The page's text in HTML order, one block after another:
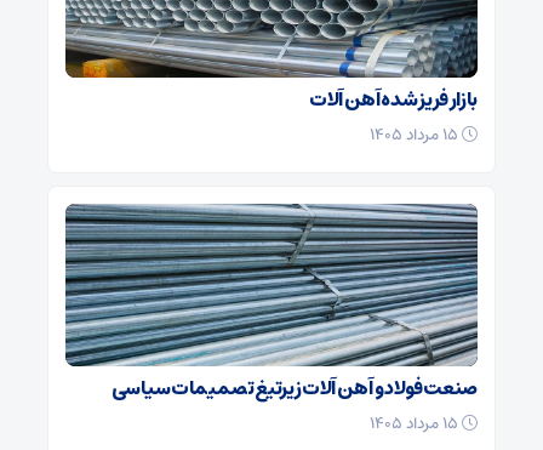
بازار فریز شده آهن آلات
صنعت فولاد و آهن آلات زیر‌تیغ تصمیمات سیاسی